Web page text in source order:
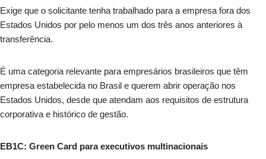
Exige que o solicitante tenha trabalhado para a empresa fora dos
Estados Unidos por pelo menos um dos três anos anteriores à
transferência.
É uma categoria relevante para empresários brasileiros que têm
empresa estabelecida no Brasil e querem abrir operação nos
Estados Unidos, desde que atendam aos requisitos de estrutura
corporativa e histórico de gestão.
EB1C: Green Card para executivos multinacionais